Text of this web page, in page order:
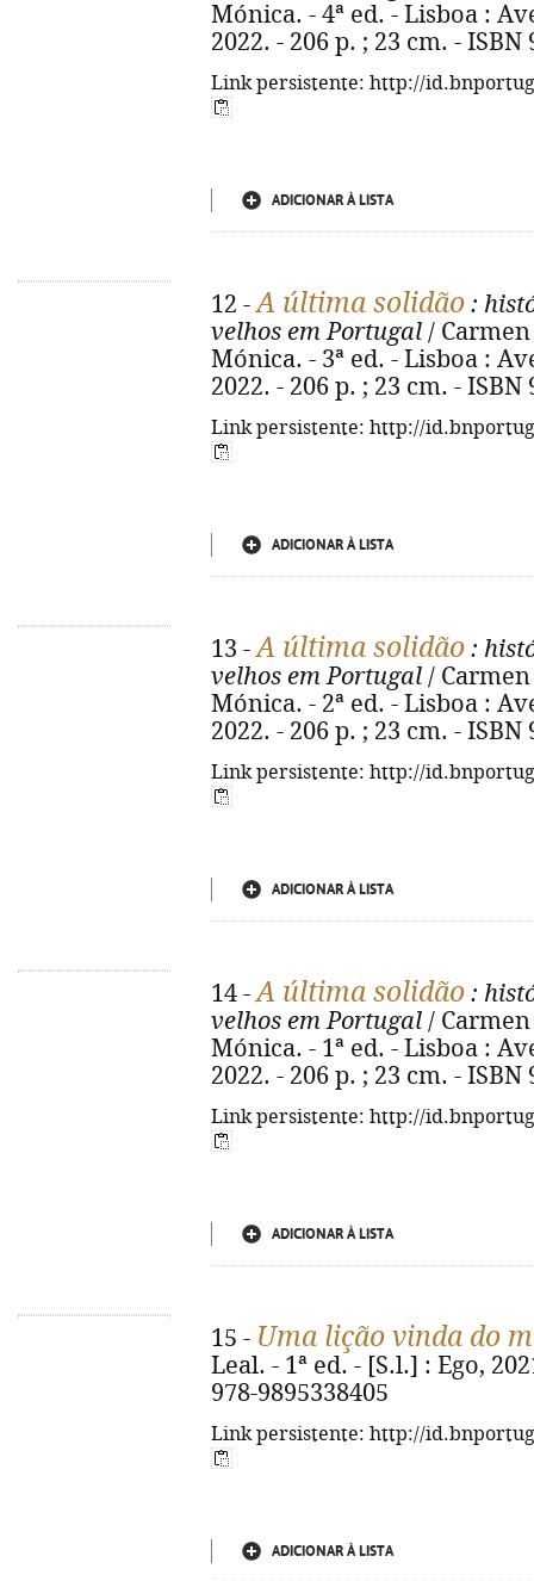
Mónica. - 4ª ed. - Lisboa :
2022. - 206 p. ; 23 cm. - ISBN
Link persistente: http://
ADICIONAR À LISTA
12 -A última solidão :
velhos em Portugal /
Mónica. - 3ª ed. - Lisboa :
2022. - 206 p. ; 23 cm. - ISBN
Link persistente: http://
ADICIONAR À LISTA
13 -A última solidão :
velhos em Portugal /
Mónica. - 2ª ed. - Lisboa :
2022. - 206 p. ; 23 cm. - ISBN
Link persistente: http://
ADICIONAR À LISTA
14 -A última solidão :
velhos em Portugal /
Mónica. - 1ª ed. - Lisboa :
2022. - 206 p. ; 23 cm. - ISBN
Link persistente: http://
ADICIONAR À LISTA
15 - Uma lição vinda do
Leal. - 1ª ed. - [S.l.] : Ego,
978-9895338405
Link persistente: http://
ADICIONAR À LISTA